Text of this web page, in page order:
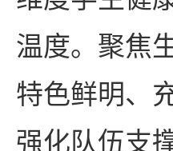
温度。聚焦
特色鲜明、
强化队伍支